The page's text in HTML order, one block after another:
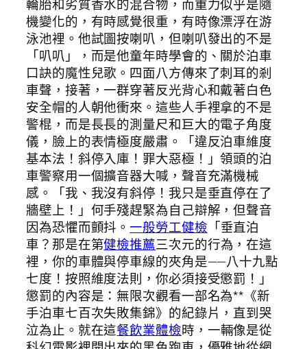
輪胎和劣質香水的混合物，而重力似乎是隨
機變化的，有時感覺很重，有時像漂浮在游
泳池裡。他試圖按喇叭，但喇叭發出的不是
「叭叭」，而是他童年時學會的、關於泊車
口訣的魔性兒歌。四面八方傳來了刺耳的剎
車聲，接著，一群穿著反光背心和戴著白色
安全帽的人朝他衝來。這些人手裡拿的不是
警棍，而是長長的測量尺和巨大的電子角度
儀，臉上的表情極度嚴肅。「違反泊車維度
基本法！斜停入庫！罪大惡極！」領頭的泊
車警察用一個擴音器大喊，聲音充滿機械
感。「我、我沒有斜停！我只是垂直停在了
牆壁上！」何手殘趕緊為自己辯解，但聲音
因為恐懼而顫抖。一般勞工健檢 「垂直泊
車？那是在第健檢推薦三次元的行為，在這
裡，你的車體與停車線的夾角是——八十九點
七度！按照維度法則，你必須接受懲罰！」
懲罰的內容是：無限次觀看一部名為**《新
手泊車七百次失敗集錦》的紀錄片，直到哭
泣為止。就在這餐飲業體檢時，一輛像是從